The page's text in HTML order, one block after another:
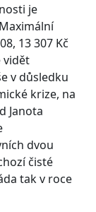
je
13 307 Kč
vidět
v důsledku
krize, na
Janota
dvou
čisté
tak v roce